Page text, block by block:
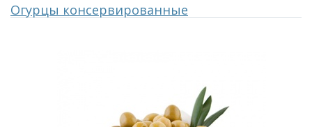
Огурцы консервированные